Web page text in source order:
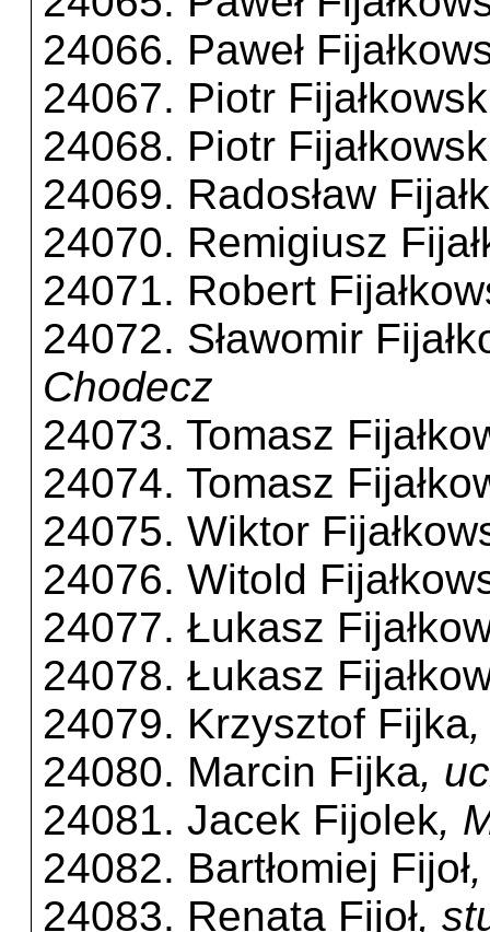
24066. Paweł
24067. Piotr
24068. Piotr
24069. Radosław
24070. Remigiusz
24071. Robert
24072. Sławomir
Chodecz
24073. Tomasz
24074. Tomasz
24075. Wiktor
24076. Witold
24077. Łukasz
24078. Łukasz
24079. Krzysztof Fijka
24080. Marcin Fijka,
24081. Jacek Fijolek,
24082. Bartłomiej Fijoł
24083. Renata Fijoł,